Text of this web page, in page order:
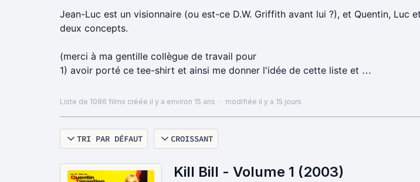
Jean-Luc est un visionnaire (ou est-ce D.W. Griffith avant lui ?), et Quentin,
deux concepts.
(merci à ma gentille collègue de travail pour
1) avoir porté ce tee-shirt et ainsi me donner l'idée de cette liste et
Liste de 1086 films créée il y a environ 15 ans · modifiée il y a 15 jours
TRI PAR DÉFAUT CROISSANT
Kill Bill - Volume 1 (2003)